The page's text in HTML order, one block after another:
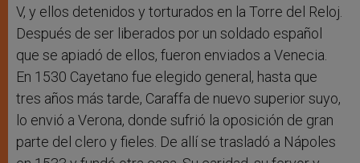
V, y ellos detenidos y torturados en la Torre del Reloj.
Después de ser liberados por un soldado español
que se apiadó de ellos, fueron enviados a Venecia.
En 1530 Cayetano fue elegido general, hasta que
tres años más tarde, Caraffa de nuevo superior suyo,
lo envió a Verona, donde sufrió la oposición de gran
parte del clero y fieles. De allí se trasladó a Nápoles